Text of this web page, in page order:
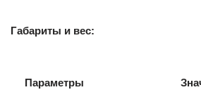
Габариты и вес:
Параметры